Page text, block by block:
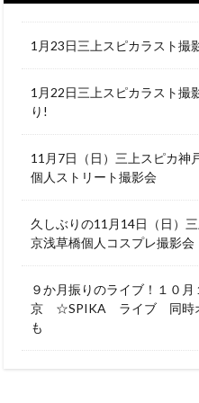
1月23日三上スピカラスト撮
1月22日三上スピカラスト
り!
11月7日（日）三上スピカ神
個人ストリート撮影会
久しぶりの11月14日（日）
京浅草橋個人コスプレ撮影会
９か月振りのライブ！１０
京 ☆SPIKA ライブ 同時
も